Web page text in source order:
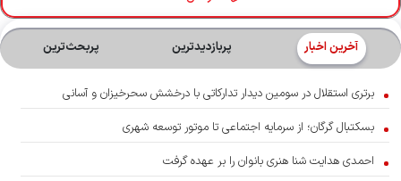
آخرین اخبار پربازدیدترین پربحث‌ترین‌
برتری استقلال در سومین دیدار تدارکاتی با درخشش سحرخیزان و آسانی
بسکتبال گرگان؛ از سرمایه اجتماعی تا موتور توسعه شهری
احمدی هدایت شنا هنری بانوان را بر عهده گرفت